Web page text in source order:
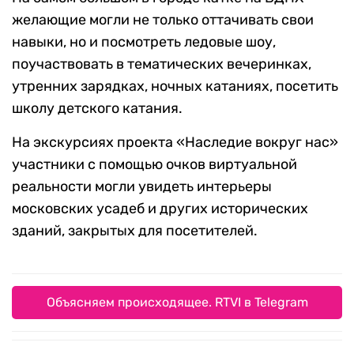
желающие могли не только оттачивать свои
навыки, но и посмотреть ледовые шоу,
поучаствовать в тематических вечеринках,
утренних зарядках, ночных катаниях, посетить
школу детского катания.
На экскурсиях проекта «Наследие вокруг нас»
участники с помощью очков виртуальной
реальности могли увидеть интерьеры
московских усадеб и других исторических
зданий, закрытых для посетителей.
Объясняем происходящее. RTVI в Telegram